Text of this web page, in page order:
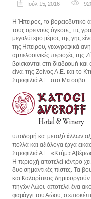
Ιούλ 15, 2016
Η Ήπειρος, το βορειοδυτικό
τους ορεινούς όγκους, τις
μεγαλύτερο μέρος της γης
της Ηπείρου, γεωγραφικά
αμπελοοινικές περιοχές της
βρίσκονται στη διαδρομή
είναι της Ζοίνος Α.Ε. και το
Στροφιλιά Α.Ε. στο Μέτσοβο.
υποδομή και μεταξύ άλλων
πολλά και αξιόλογα έργα
Στροφιλιά Α.Ε. «Κτήμα
Η περιοχή αποτελεί κέντρο
δυο σημαντικές πίστες. Τα
και Καλαρίτικος
πηγών Αώου αποτελεί ένα
φαράγγι του Αώου, ο